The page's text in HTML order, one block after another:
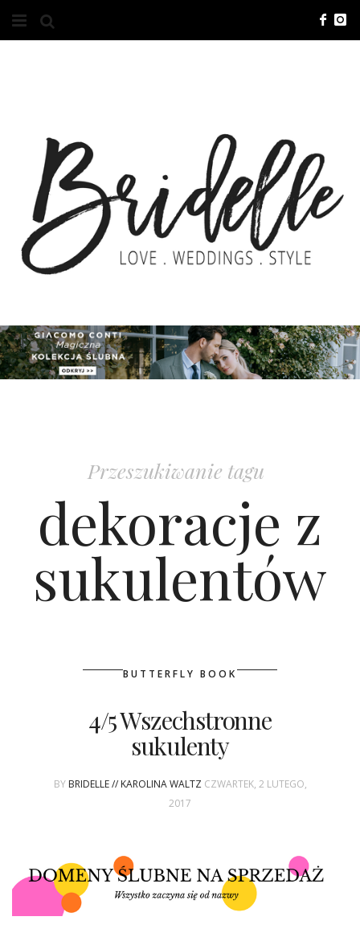
O NAS
KONTAKT
REKLAMA
ADVERTISING
ZGŁOSZENIA
KSIĄŻKI BRIDELLE
POLECANE FIRMY
WASZE ŚLUBY
Przeszukiwanie tagu
dekoracje z
sukulentów
BUTTERFLY BOOK
4/5 Wszechstronne
sukulenty
BY BRIDELLE // KAROLINA WALTZ CZWARTEK, 2 LUTEGO,
2017